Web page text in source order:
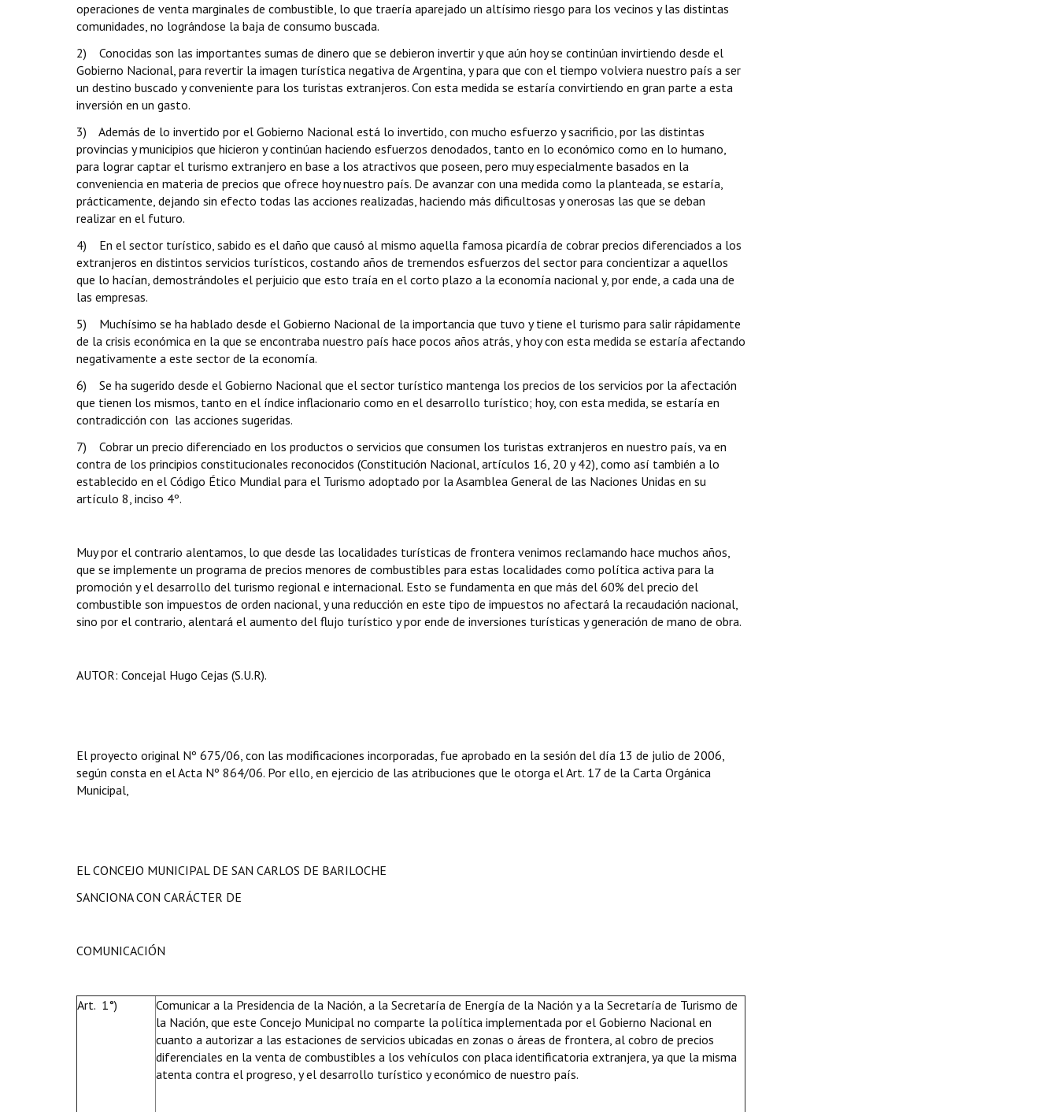
operaciones de venta marginales de combustible, lo que traería aparejado un altísimo riesgo para los vecinos y las distintas
comunidades, no lográndose la baja de consumo buscada.
2) Conocidas son las importantes sumas de dinero que se debieron invertir y que aún hoy se continúan invirtiendo desde el
Gobierno Nacional, para revertir la imagen turística negativa de Argentina, y para que con el tiempo volviera nuestro país a ser
un destino buscado y conveniente para los turistas extranjeros. Con esta medida se estaría convirtiendo en gran parte a esta
inversión en un gasto.
3) Además de lo invertido por el Gobierno Nacional está lo invertido, con mucho esfuerzo y sacrificio, por las distintas
provincias y municipios que hicieron y continúan haciendo esfuerzos denodados, tanto en lo económico como en lo humano,
para lograr captar el turismo extranjero en base a los atractivos que poseen, pero muy especialmente basados en la
conveniencia en materia de precios que ofrece hoy nuestro país. De avanzar con una medida como la planteada, se estaría,
prácticamente, dejando sin efecto todas las acciones realizadas, haciendo más dificultosas y onerosas las que se deban
realizar en el futuro.
4) En el sector turístico, sabido es el daño que causó al mismo aquella famosa picardía de cobrar precios diferenciados a los
extranjeros en distintos servicios turísticos, costando años de tremendos esfuerzos del sector para concientizar a aquellos
que lo hacían, demostrándoles el perjuicio que esto traía en el corto plazo a la economía nacional y, por ende, a cada una de
las empresas.
5) Muchísimo se ha hablado desde el Gobierno Nacional de la importancia que tuvo y tiene el turismo para salir rápidamente
de la crisis económica en la que se encontraba nuestro país hace pocos años atrás, y hoy con esta medida se estaría afectando
negativamente a este sector de la economía.
6) Se ha sugerido desde el Gobierno Nacional que el sector turístico mantenga los precios de los servicios por la afectación
que tienen los mismos, tanto en el índice inflacionario como en el desarrollo turístico; hoy, con esta medida, se estaría en
contradicción con las acciones sugeridas.
7) Cobrar un precio diferenciado en los productos o servicios que consumen los turistas extranjeros en nuestro país, va en
contra de los principios constitucionales reconocidos (Constitución Nacional, artículos 16, 20 y 42), como así también a lo
establecido en el Código Ético Mundial para el Turismo adoptado por la Asamblea General de las Naciones Unidas en su
artículo 8, inciso 4º.
Muy por el contrario alentamos, lo que desde las localidades turísticas de frontera venimos reclamando hace muchos años,
que se implemente un programa de precios menores de combustibles para estas localidades como política activa para la
promoción y el desarrollo del turismo regional e internacional. Esto se fundamenta en que más del 60% del precio del
combustible son impuestos de orden nacional, y una reducción en este tipo de impuestos no afectará la recaudación nacional,
sino por el contrario, alentará el aumento del flujo turístico y por ende de inversiones turísticas y generación de mano de obra.
AUTOR: Concejal Hugo Cejas (S.U.R).
El proyecto original Nº 675/06, con las modificaciones incorporadas, fue aprobado en la sesión del día 13 de julio de 2006,
según consta en el Acta Nº 864/06. Por ello, en ejercicio de las atribuciones que le otorga el Art. 17 de la Carta Orgánica
Municipal,
EL CONCEJO MUNICIPAL DE SAN CARLOS DE BARILOCHE
SANCIONA CON CARÁCTER DE
COMUNICACIÓN
Art. 1°)
Comunicar a la Presidencia de la Nación, a la Secretaría de Energía de la Nación y a la Secretaría de Turismo de
la Nación, que este Concejo Municipal no comparte la política implementada por el Gobierno Nacional en
cuanto a autorizar a las estaciones de servicios ubicadas en zonas o áreas de frontera, al cobro de precios
diferenciales en la venta de combustibles a los vehículos con placa identificatoria extranjera, ya que la misma
atenta contra el progreso, y el desarrollo turístico y económico de nuestro país.